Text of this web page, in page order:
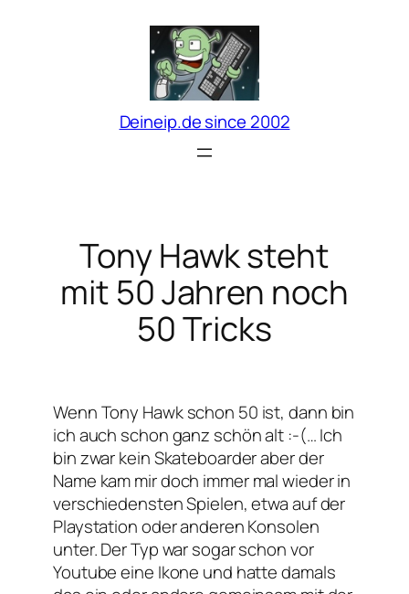
Deineip.de since 2002
Tony Hawk steht
mit 50 Jahren noch
50 Tricks
Wenn Tony Hawk schon 50 ist, dann bin
ich auch schon ganz schön alt :-(… Ich
bin zwar kein Skateboarder aber der
Name kam mir doch immer mal wieder in
verschiedensten Spielen, etwa auf der
Playstation oder anderen Konsolen
unter. Der Typ war sogar schon vor
Youtube eine Ikone und hatte damals